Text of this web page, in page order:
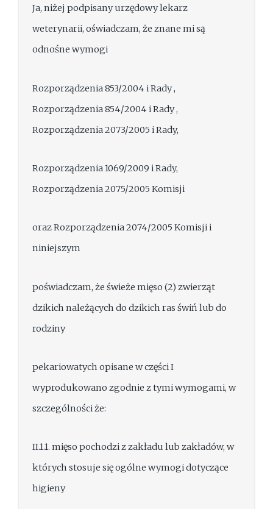
Ja, niżej podpisany urzędowy lekarz
weterynarii, oświadczam, że znane mi są
odnośne wymogi
Rozporządzenia 853/2004 i Rady ,
Rozporządzenia 854/2004 i Rady ,
Rozporządzenia 2073/2005 i Rady,
Rozporządzenia 1069/2009 i Rady,
Rozporządzenia 2075/2005 Komisji
oraz Rozporządzenia 2074/2005 Komisji i
niniejszym
poświadczam, że świeże mięso (2) zwierząt
dzikich należących do dzikich ras świń lub do
rodziny
pekariowatych opisane w części I
wyprodukowano zgodnie z tymi wymogami, w
szczególności że:
II.1.1. mięso pochodzi z zakładu lub zakładów, w
których stosuje się ogólne wymogi dotyczące
higieny